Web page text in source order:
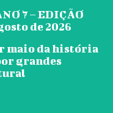
7 – EDIÇÃO
de 2026
maio da história
grandes